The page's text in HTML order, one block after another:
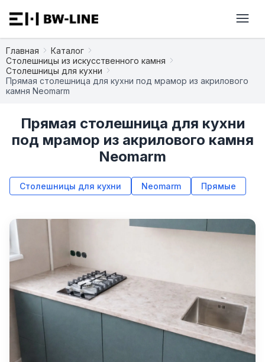
Главная
Каталог
Столешницы из искусственного камня
Столешницы для кухни
Прямая столешница для кухни под мрамор из акрилового
камня Neomarm
Прямая столешница для кухни
под мрамор из акрилового камня
Neomarm
Столешницы для кухни Neomarm Прямые